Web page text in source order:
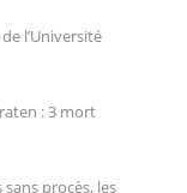
l’Université
: 3 mort
procès, les